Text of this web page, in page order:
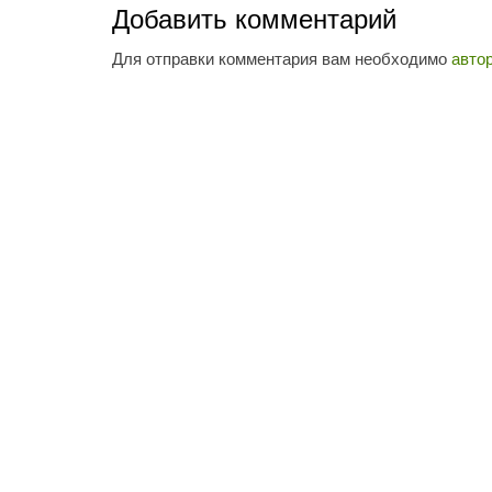
Добавить комментарий
Для отправки комментария вам необходимо